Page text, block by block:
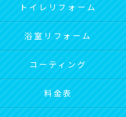
トイレリフォーム
浴室リフォーム
コーティング
料金表